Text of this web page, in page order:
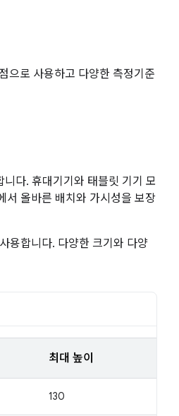
으로 사용하고 다양한 측정기준
다. 휴대기기와 태블릿 기기 모
올바른 배치와 가시성을 보장
용합니다. 다양한 크기와 다양
최대 높이
130